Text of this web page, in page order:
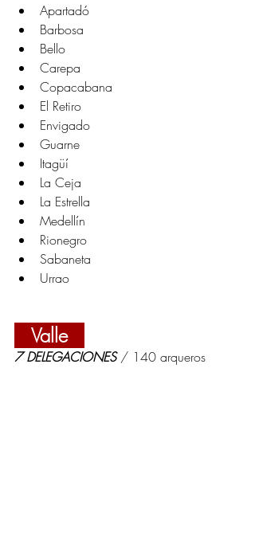
Apartadó
Barbosa
Bello
Carepa
Copacabana
El Retiro
Envigado
Guarne
Itagüí
La Ceja
La Estrella
Medellín
Rionegro
Sabaneta
Urrao
   Valle
7 DELEGACIONES / 140 arqueros